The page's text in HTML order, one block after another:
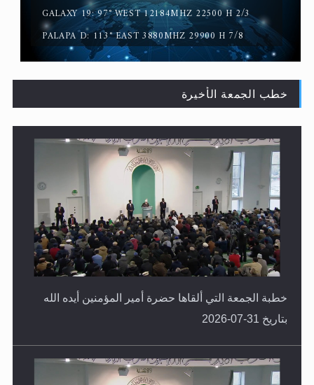
حقيقة المسيح الدجال
GALAXY 19: 97° WEST 12184MHZ 22500 H 2/3
PALAPA D: 113° EAST 3880MHZ 29900 H 7/8
خطب الجمعة الأخيرة
خطبة الجمعة التي ألقاها حضرة أمير المؤمنين أيده الله
بتاريخ 31-07-2026